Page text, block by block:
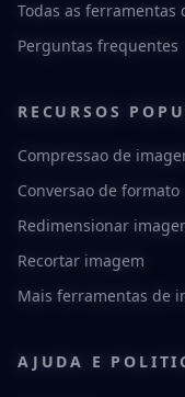
Todas as ferramentas
Perguntas frequentes
RECURSOS
Compressao de
Conversao de formato
Redimensionar
Recortar imagem
Mais ferramentas de
AJUDA E